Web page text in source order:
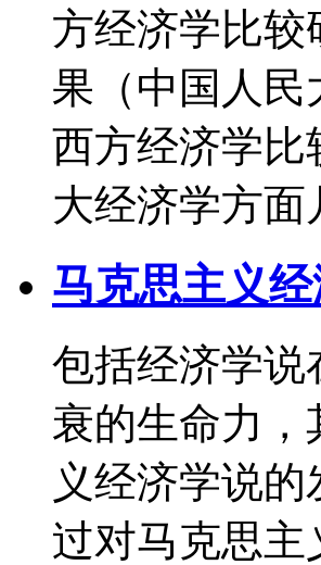
方经济学比
果（中国人民
西方经济学比
大经济学方
马克思主义
包括经济学说
衰的生命力
义经济学说
过对马克思